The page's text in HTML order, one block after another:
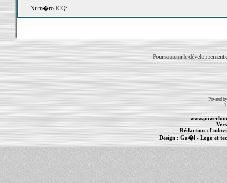
Num�ro ICQ:
Pour soutenir le développement
Powered
Rédaction :
Design : Ga�l- Logo et
MacBook Pro -